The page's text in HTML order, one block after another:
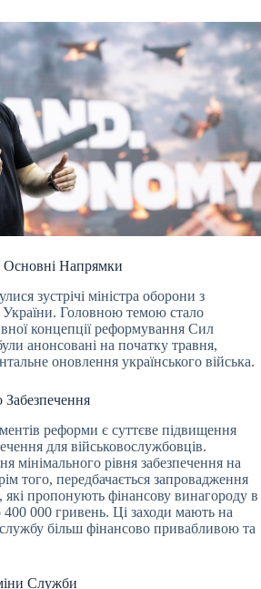
Напрямки
зустрічі міністра оборони з
Головною темою стало
концепції реформування Сил
анонсовані на початку травня,
оновлення українського війська.
реформи є суттєве підвищення
для військовослужбовців.
мінімального рівня забезпечення на
того, передбачається запровадження
які пропонують фінансову винагороду в
400 000 гривень. Ці заходи мають на
службу більш фінансово привабливою та
Служби